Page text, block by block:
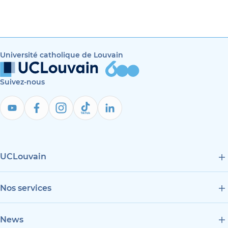
Université catholique de Louvain
Suivez-nous
UCLouvain
Nos services
News